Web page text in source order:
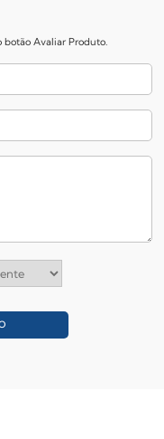
botão Avaliar Produto.